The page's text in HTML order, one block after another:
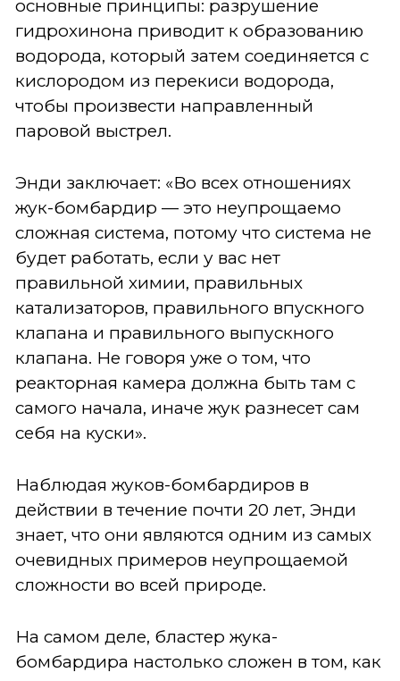
основные принципы: разрушение
гидрохинона приводит к образованию
водорода, который затем соединяется с
кислородом из перекиси водорода,
чтобы произвести направленный
паровой выстрел.
Энди заключает: «Во всех отношениях
жук-бомбардир — это неупрощаемо
сложная система, потому что система не
будет работать, если у вас нет
правильной химии, правильных
катализаторов, правильного впускного
клапана и правильного выпускного
клапана. Не говоря уже о том, что
реакторная камера должна быть там с
самого начала, иначе жук разнесет сам
себя на куски».
Наблюдая жуков-бомбардиров в
действии в течение почти 20 лет, Энди
знает, что они являются одним из самых
очевидных примеров неупрощаемой
сложности во всей природе.
На самом деле, бластер жука-
бомбардира настолько сложен в том, как